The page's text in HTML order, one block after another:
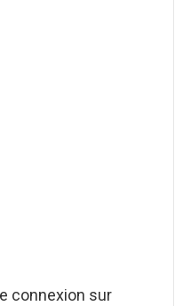
connexion sur